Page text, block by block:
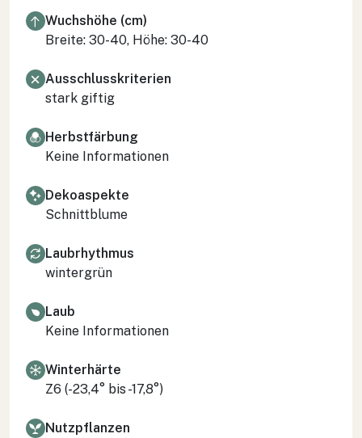
Wuchshöhe (cm)
Breite: 30-40, Höhe: 30-40
Ausschlusskriterien
stark giftig
Herbstfärbung
Keine Informationen
Dekoaspekte
Schnittblume
Laubrhythmus
wintergrün
Laub
Keine Informationen
Winterhärte
Z6 (-23,4° bis -17,8°)
Nutzpflanzen